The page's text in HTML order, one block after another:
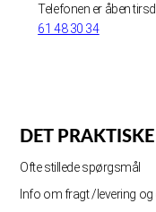
Telefonen er åben
61 48 30 34
DET PRAKTISKE
Ofte stillede spørgsmål
Info om fragt /levering